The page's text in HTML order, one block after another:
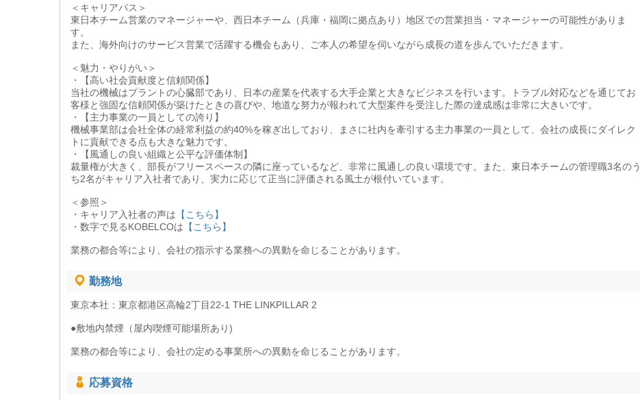
＜キャリアパス＞
東日本チーム営業のマネージャーや、西日本チーム（兵庫・福岡に拠点あり）地区での営業担当・マネージャーの可能性がありま
す。
また、海外向けのサービス営業で活躍する機会もあり、ご本人の希望を伺いながら成長の道を歩んでいただきます。
＜魅力・やりがい＞
・【高い社会貢献度と信頼関係】
当社の機械はプラントの心臓部であり、日本の産業を代表する大手企業と大きなビジネスを行います。トラブル対応などを通じてお
客様と強固な信頼関係が築けたときの喜びや、地道な努力が報われて大型案件を受注した際の達成感は非常に大きいです。
・【主力事業の一員としての誇り】
機械事業部は会社全体の経常利益の約40%を稼ぎ出しており、まさに社内を牽引する主力事業の一員として、会社の成長にダイレク
トに貢献できる点も大きな魅力です。
・【風通しの良い組織と公平な評価体制】
裁量権が大きく、部長がフリースペースの隣に座っているなど、非常に風通しの良い環境です。また、東日本チームの管理職3名のう
ち2名がキャリア入社者であり、実力に応じて正当に評価される風土が根付いています。
＜参照＞
・キャリア入社者の声は 【こちら】
・数字で見るKOBELCOは 【こちら】
業務の都合等により、会社の指示する業務への異動を命じることがあります。
勤務地
東京本社：東京都港区高輪2丁目22-1 THE LINKPILLAR 2
●敷地内禁煙（屋内喫煙可能場所あり)
業務の都合等により、会社の定める事業所への異動を命じることがあります。
応募資格